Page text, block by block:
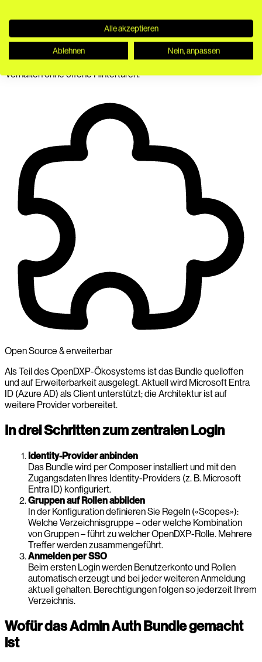
Standardrollen & Fallback-Logik
Optional lassen sich Standardrollen definieren, falls keine
passende Verzeichnis-Rolle vorliegt. Fehlt jede gültige Rolle,
wird der Zugriff konsequent verweigert – ein bewusst sicheres
Verhalten ohne offene Hintertüren.
Open Source & erweiterbar
Als Teil des OpenDXP-Ökosystems ist das Bundle quelloffen
und auf Erweiterbarkeit ausgelegt. Aktuell wird Microsoft Entra
ID (Azure AD) als Client unterstützt; die Architektur ist auf
weitere Provider vorbereitet.
In drei Schritten zum zentralen Login
Identity-Provider anbinden
Das Bundle wird per Composer installiert und mit den
Zugangsdaten Ihres Identity-Providers (z. B. Microsoft
Entra ID) konfiguriert.
Gruppen auf Rollen abbilden
In der Konfiguration definieren Sie Regeln («Scopes»):
Welche Verzeichnisgruppe – oder welche Kombination
von Gruppen – führt zu welcher OpenDXP-Rolle. Mehrere
Treffer werden zusammengeführt.
Anmelden per SSO
Beim ersten Login werden Benutzerkonto und Rollen
automatisch erzeugt und bei jeder weiteren Anmeldung
aktuell gehalten. Berechtigungen folgen so jederzeit Ihrem
Verzeichnis.
Wofür das Admin Auth Bundle gemacht
ist
Alle akzeptieren
Ablehnen Nein, anpassen